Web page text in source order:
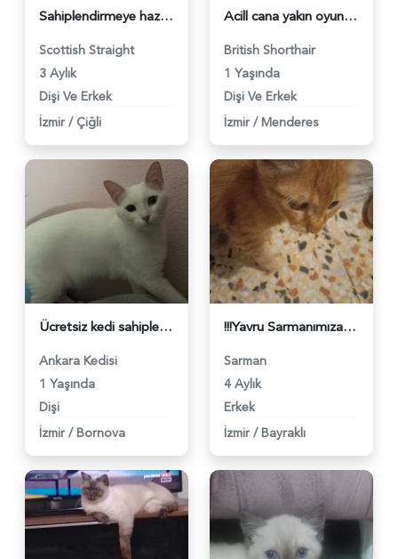
Sahiplendirmeye hazır ve rezerveye açık yavrularımız - 5486
Scottish Straight
3 Aylık
Dişi Ve Erkek
İzmir / Çiğli
Acill cana yakın oyuncu british yavrularım - 5535
British Shorthair
1 Yaşında
Dişi Ve Erkek
İzmir / Menderes
Ücretsiz kedi sahiplendirme - 5588
Ankara Kedisi
1 Yaşında
Dişi
İzmir / Bornova
!!!Yavru Sarmanımıza Acil Yuva!!! - 5339
Sarman
4 Aylık
Erkek
İzmir / Bayraklı